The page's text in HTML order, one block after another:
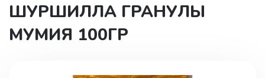
ШУРШИЛЛА ГРАНУЛЫ
МУМИЯ 100ГР